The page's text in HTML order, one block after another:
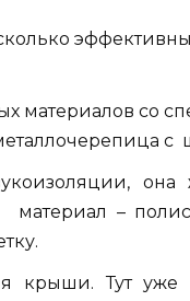
материалов со
она
материал –
крыши. Тут